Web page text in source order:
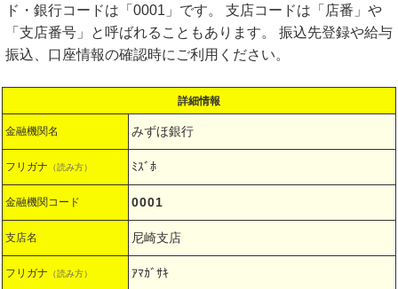
ド・銀行コードは「0001」です。 支店コードは「店番」や
「支店番号」と呼ばれることもあります。 振込先登録や給与
振込、口座情報の確認時にご利用ください。
詳細情報
金融機関名 みずほ銀行
フリガナ （読み方） ﾐｽﾞﾎ
金融機関コード 0001
支店名 尼崎支店
フリガナ （読み方） ｱﾏｶﾞｻｷ